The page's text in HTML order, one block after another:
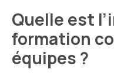
Quelle est
formation
équipes ?